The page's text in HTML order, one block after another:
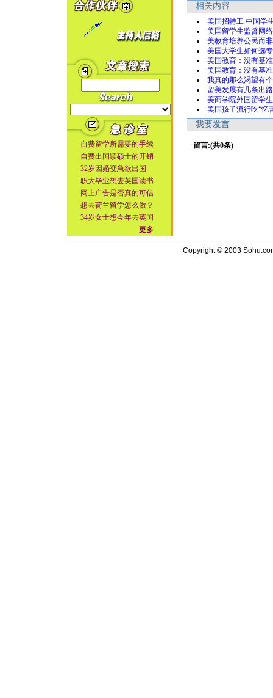
自费留学所需要的手续
自费出国读硕士的开销
32岁因婚变急欲出国
职大毕业想去英国读书
网上广告是否真的可信
想去荷兰留学怎么做？
34岁女士想今年去英国
更多
相关内容
美国招特工 中国学
美国留学生监督网
美教育培养公民而
美国大学生如何选
美国教育：没有基
美国教育：没有基
我真的那么渴望有
留美发展有几条出
美商学院外国留学
美国孩子流行吃“忆
我要发言
留言:(共0条)
Copyright © 2003